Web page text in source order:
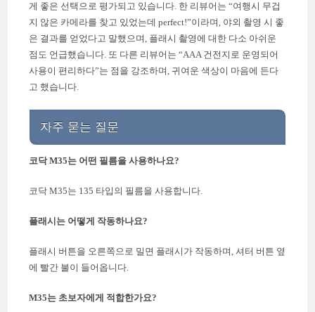
게 좋은 선택으로 평가되고 있습니다. 한 리뷰어는 “여행시 무겁
지 않은 카메라를 찾고 있었는데 perfect!”이라며, 야외 촬영 시 좋
은 결과를 얻었다고 말했으며, 플래시 촬영에 대한 다소 아쉬운
점도 언급했습니다. 또 다른 리뷰어는 “AAA 건전지로 운영되어
사용이 편리하다”는 점을 강조하며, 귀여운 색상이 마음에 든다
고 했습니다.
자주 묻는 질문
코닥 M35는 어떤 필름을 사용하나요?
코닥 M35는 135 타입의 필름을 사용합니다.
플래시는 어떻게 작동하나요?
플래시 버튼을 오른쪽으로 밀면 플래시가 작동하며, 셔터 버튼 옆
에 빨간 불이 들어옵니다.
M35는 초보자에게 적합한가요?